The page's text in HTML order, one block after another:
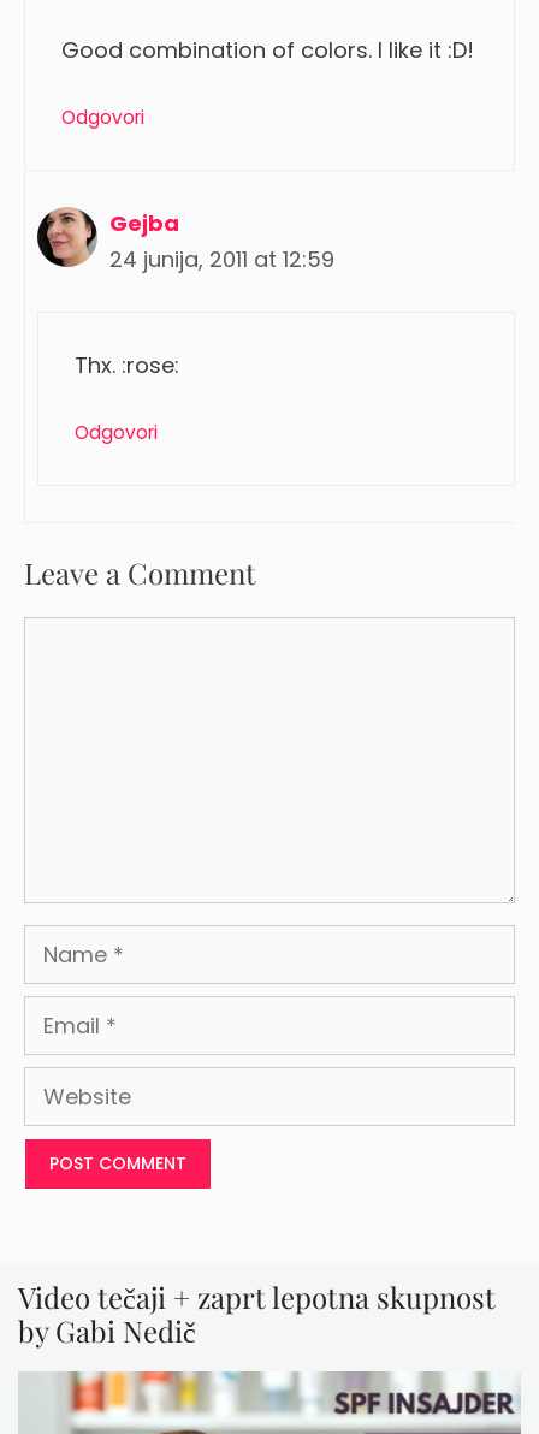
Good combination of colors. I like it :D!
Odgovori
Gejba
24 junija, 2011 at 12:59
Thx. :rose:
Odgovori
Leave a Comment
Name
Email
Website
Video tečaji + zaprt lepotna skupnost
by Gabi Nedič